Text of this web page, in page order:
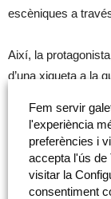
escèniques a
Així, la
d’una xiqueta a la
adequats per a
còmodes, però en
apropiats per a
els acompanyants
Fem servir
l'experiència
preferències i
accepta l'ús de
visitar la
consentiment